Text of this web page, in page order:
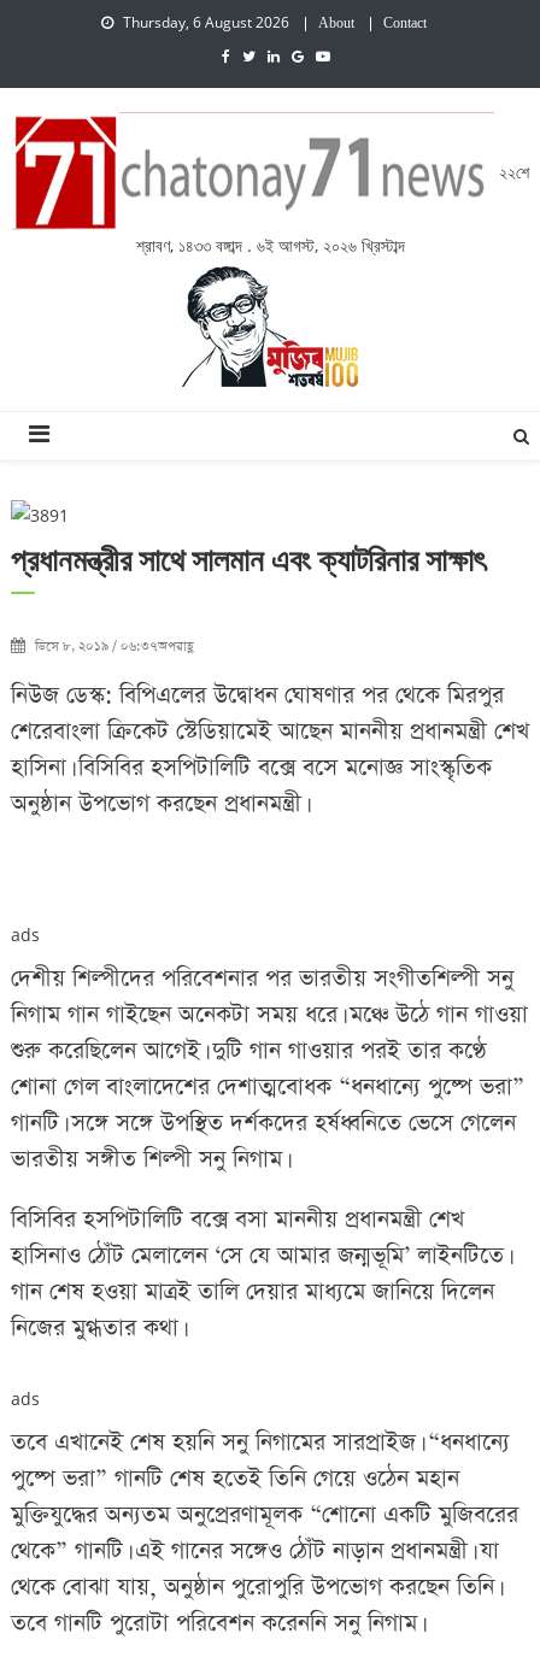
Thursday, 6 August 2026 About Contact
২২শে
শ্রাবণ, ১৪৩৩ বঙ্গাব্দ . ৬ই আগস্ট, ২০২৬ খ্রিস্টাব্দ
প্রধানমন্ত্রীর সাথে সালমান এবং ক্যাটরিনার সাক্ষাৎ
ডিসে ৮, ২০১৯ / ০৬:৩৭অপরাহ্ণ
নিউজ ডেস্ক: বিপিএলের উদ্বোধন ঘোষণার পর থেকে মিরপুর
শেরেবাংলা ক্রিকেট স্টেডিয়ামেই আছেন মাননীয় প্রধানমন্ত্রী শেখ
হাসিনা। বিসিবির হসপিটালিটি বক্সে বসে মনোজ্ঞ সাংস্কৃতিক
অনুষ্ঠান উপভোগ করছেন প্রধানমন্ত্রী।
ads
দেশীয় শিল্পীদের পরিবেশনার পর ভারতীয় সংগীতশিল্পী সনু
নিগাম গান গাইছেন অনেকটা সময় ধরে। মঞ্চে উঠে গান গাওয়া
শুরু করেছিলেন আগেই। দুটি গান গাওয়ার পরই তার কণ্ঠে
শোনা গেল বাংলাদেশের দেশাত্মবোধক “ধনধান্যে পুষ্পে ভরা”
গানটি। সঙ্গে সঙ্গে উপস্থিত দর্শকদের হর্ষধ্বনিতে ভেসে গেলেন
ভারতীয় সঙ্গীত শিল্পী সনু নিগাম।
বিসিবির হসপিটালিটি বক্সে বসা মাননীয় প্রধানমন্ত্রী শেখ
হাসিনাও ঠোঁট মেলালেন ‘সে যে আমার জন্মভূমি’ লাইনটিতে।
গান শেষ হওয়া মাত্রই তালি দেয়ার মাধ্যমে জানিয়ে দিলেন
নিজের মুগ্ধতার কথা।
ads
তবে এখানেই শেষ হয়নি সনু নিগামের সারপ্রাইজ। “ধনধান্যে
পুষ্পে ভরা” গানটি শেষ হতেই তিনি গেয়ে ওঠেন মহান
মুক্তিযুদ্ধের অন্যতম অনুপ্রেরণামূলক “শোনো একটি মুজিবরের
থেকে” গানটি। এই গানের সঙ্গেও ঠোঁট নাড়ান প্রধানমন্ত্রী। যা
থেকে বোঝা যায়, অনুষ্ঠান পুরোপুরি উপভোগ করছেন তিনি।
তবে গানটি পুরোটা পরিবেশন করেননি সনু নিগাম।